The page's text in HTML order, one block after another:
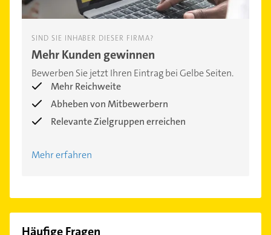
SIND SIE INHABER DIESER FIRMA?
Mehr Kunden gewinnen
Bewerben Sie jetzt Ihren Eintrag bei Gelbe Seiten.
Mehr Reichweite
Abheben von Mitbewerbern
Relevante Zielgruppen erreichen
Mehr erfahren
Häufige Fragen